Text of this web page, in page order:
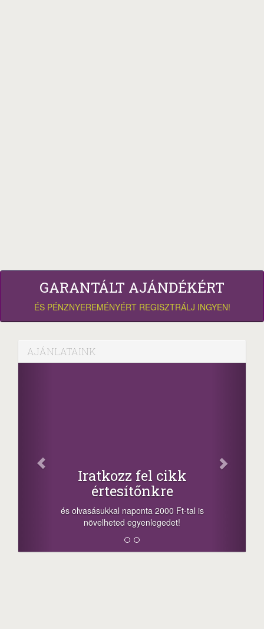
GARANTÁLT AJÁNDÉKÉRT
ÉS PÉNZNYEREMÉNYÉRT REGISZTRÁLJ INGYEN!
AJÁNLATAINK
+1.000.000 Ft...
-nyeremény növelés jár a szerencsésnek
megosztási lehetőséget. Lájkolj is minket!